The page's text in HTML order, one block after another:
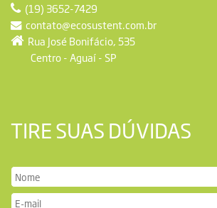
(19) 3652-7429
contato@ecosustent.com.br
Rua José Bonifácio, 535
Centro - Aguaí - SP
TIRE SUAS DÚVIDAS